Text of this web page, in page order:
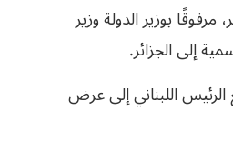
بوزير الدولة وزير
إلى الجزائر.
اللبناني إلى عرض